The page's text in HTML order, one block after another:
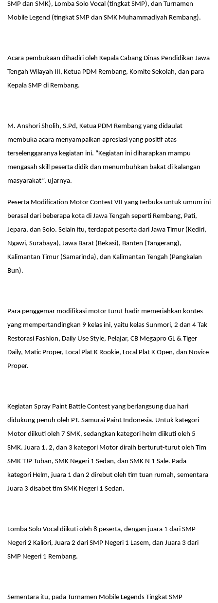
SMP dan SMK), Lomba Solo Vocal (tingkat SMP), dan Turnamen
Mobile Legend (tingkat SMP dan SMK Muhammadiyah Rembang).
Acara pembukaan dihadiri oleh Kepala Cabang Dinas Pendidikan Jawa
Tengah Wilayah III, Ketua PDM Rembang, Komite Sekolah, dan para
Kepala SMP di Rembang.
M. Anshori Sholih, S.Pd, Ketua PDM Rembang yang didaulat
membuka acara menyampaikan apresiasi yang positif atas
terselenggaranya kegiatan ini. “Kegiatan ini diharapkan mampu
mengasah skill peserta didik dan menumbuhkan bakat di kalangan
masyarakat”, ujarnya.
Peserta Modification Motor Contest VII yang terbuka untuk umum ini
berasal dari beberapa kota di Jawa Tengah seperti Rembang, Pati,
Jepara, dan Solo. Selain itu, terdapat peserta dari Jawa Timur (Kediri,
Ngawi, Surabaya), Jawa Barat (Bekasi), Banten (Tangerang),
Kalimantan Timur (Samarinda), dan Kalimantan Tengah (Pangkalan
Bun).
Para penggemar modifikasi motor turut hadir memeriahkan kontes
yang mempertandingkan 9 kelas ini, yaitu kelas Sunmori, 2 dan 4 Tak
Restorasi Fashion, Daily Use Style, Pelajar, CB Megapro GL & Tiger
Daily, Matic Proper, Local Plat K Rookie, Local Plat K Open, dan Novice
Proper.
Kegiatan Spray Paint Battle Contest yang berlangsung dua hari
didukung penuh oleh PT. Samurai Paint Indonesia. Untuk kategori
Motor diikuti oleh 7 SMK, sedangkan kategori helm diikuti oleh 5
SMK. Juara 1, 2, dan 3 kategori Motor diraih berturut-turut oleh Tim
SMK TJP Tuban, SMK Negeri 1 Sedan, dan SMK N 1 Sale. Pada
kategori Helm, juara 1 dan 2 direbut oleh tim tuan rumah, sementara
Juara 3 disabet tim SMK Negeri 1 Sedan.
Lomba Solo Vocal diikuti oleh 8 peserta, dengan juara 1 dari SMP
Negeri 2 Kaliori, Juara 2 dari SMP Negeri 1 Lasem, dan Juara 3 dari
SMP Negeri 1 Rembang.
Sementara itu, pada Turnamen Mobile Legends Tingkat SMP